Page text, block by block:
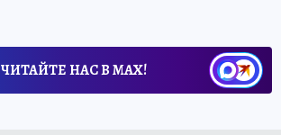
ЧИТАЙТЕ НАС В МАХ!